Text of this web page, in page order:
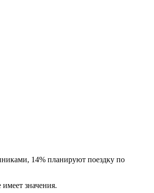
14% планируют поездку по
значения.